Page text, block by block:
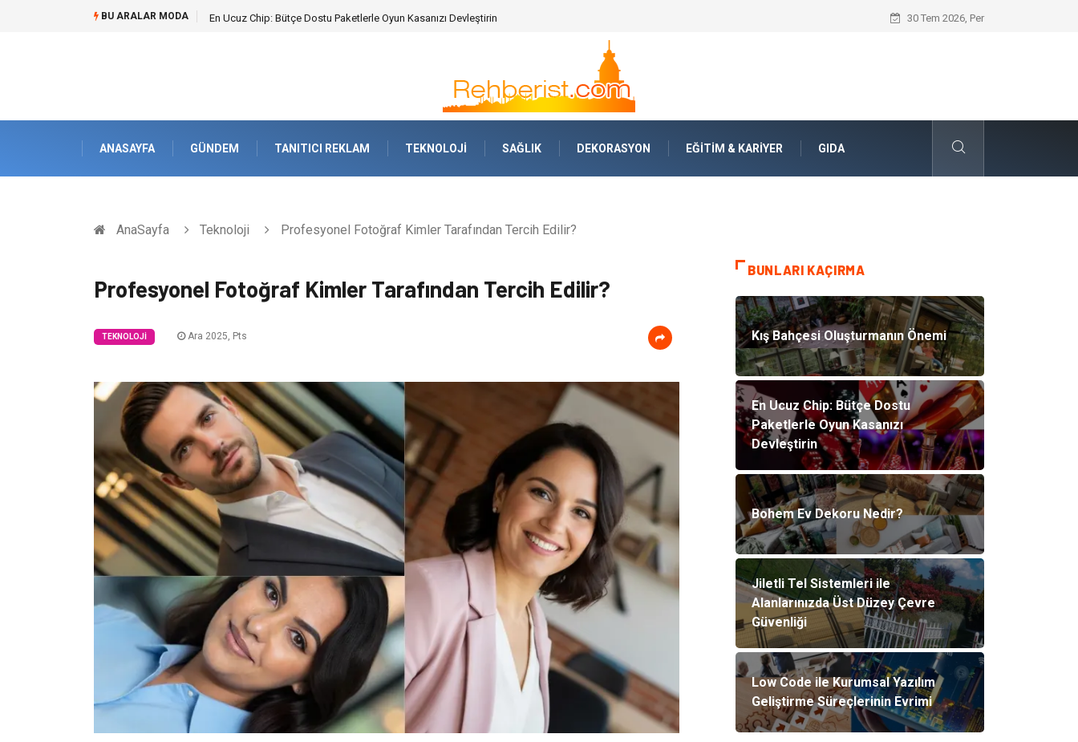
BU ARALAR MODA En Ucuz Chip: Bütçe Dostu Paketlerle Oyun Kasanızı Devleştirin Bohem Ev Dekoru Nedir?
30 Tem 2026, Per
ANASAYFA GÜNDEM TANITICI REKLAM TEKNOLOJI SAĞLIK DEKORASYON EĞITIM & KARIYER GIDA
AnaSayfa Teknoloji Profesyonel Fotoğraf Kimler Tarafından Tercih Edilir?
Profesyonel Fotoğraf Kimler Tarafından Tercih Edilir?
TEKNOLOJI Ara 2025, Pts
BUNLARI KAÇIRMA
Kış Bahçesi Oluşturmanın Önemi
En Ucuz Chip: Bütçe Dostu
Paketlerle Oyun Kasanızı
Devleştirin
Bohem Ev Dekoru Nedir?
Jiletli Tel Sistemleri ile
Alanlarınızda Üst Düzey Çevre
Güvenliği
Low Code ile Kurumsal Yazılım
Geliştirme Süreçlerinin Evrimi